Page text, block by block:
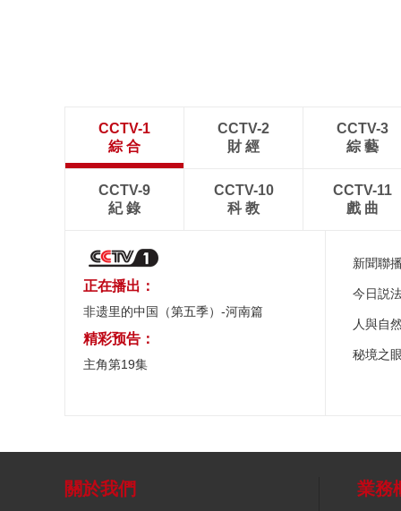
CCTV-1
綜 合
CCTV-2
財 經
CCTV-3
綜 藝
CCTV-9
紀 錄
CCTV-10
科 教
CCTV-11
戲 曲
正在播出：
非遗里的中国（第五季）-河南篇
精彩预告：
主角第19集
新聞聯
今日説
人與自
秘境之
關於我們 業務